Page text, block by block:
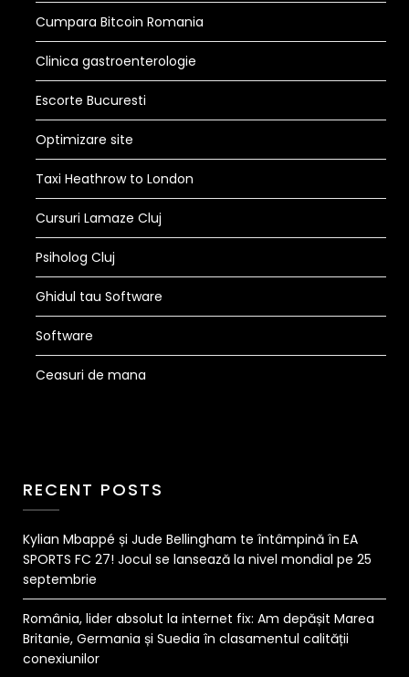
Cumpara Bitcoin Romania
Clinica gastroenterologie
Escorte Bucuresti
Optimizare site
Taxi Heathrow to London
Cursuri Lamaze Cluj
Psiholog Cluj
Ghidul tau Software
Software
Ceasuri de mana
RECENT POSTS
Kylian Mbappé și Jude Bellingham te întâmpină în EA
SPORTS FC 27! Jocul se lansează la nivel mondial pe 25
septembrie
România, lider absolut la internet fix: Am depășit Marea
Britanie, Germania și Suedia în clasamentul calității
conexiunilor